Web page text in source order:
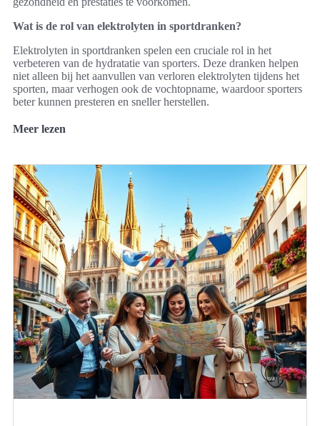
Wat is de rol van elektrolyten in sportdranken?
Elektrolyten in sportdranken spelen een cruciale rol in het
verbeteren van de hydratatie van sporters. Deze dranken helpen
niet alleen bij het aanvullen van verloren elektrolyten tijdens het
sporten, maar verhogen ook de vochtopname, waardoor sporters
beter kunnen presteren en sneller herstellen.
Meer lezen